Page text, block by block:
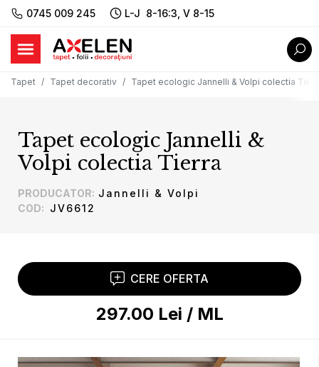
0745 009 245 L-J 8-16:3, V 8-15
Tapet Tapet decorativ Tapet ecologic Jannelli & Volpi colectia
CERE OFERTA
297.00 Lei / ML
Tapet ecologic Jannelli &
Volpi colectia Tierra
PRODUCATOR: Jannelli & Volpi
COD: JV6612